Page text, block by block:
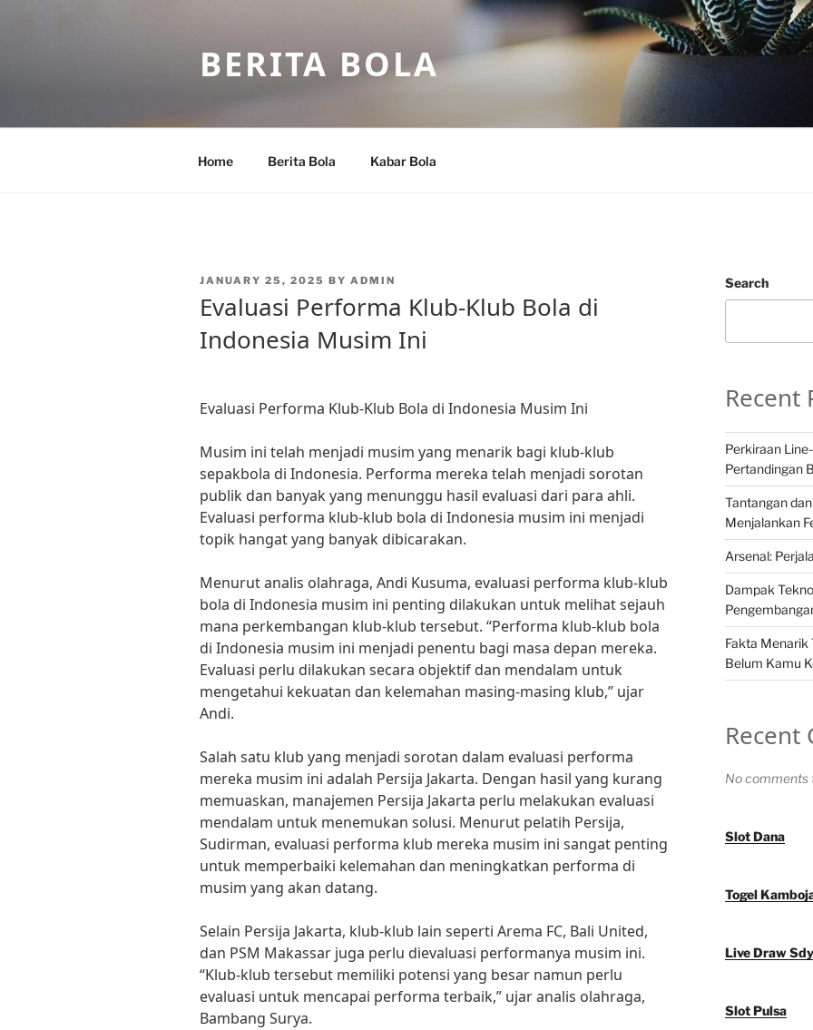
BERITA BOLA
Home Berita Bola Kabar Bola
POSTED
JANUARY 25, 2025 BY ADMIN
Evaluasi Performa Klub-Klub Bola di
Indonesia Musim Ini
Evaluasi Performa Klub-Klub Bola di Indonesia Musim Ini
Musim ini telah menjadi musim yang menarik bagi klub-klub
sepakbola di Indonesia. Performa mereka telah menjadi sorotan
publik dan banyak yang menunggu hasil evaluasi dari para ahli.
Evaluasi performa klub-klub bola di Indonesia musim ini menjadi
topik hangat yang banyak dibicarakan.
Menurut analis olahraga, Andi Kusuma, evaluasi performa klub-klub
bola di Indonesia musim ini penting dilakukan untuk melihat sejauh
mana perkembangan klub-klub tersebut. “Performa klub-klub bola
di Indonesia musim ini menjadi penentu bagi masa depan mereka.
Evaluasi perlu dilakukan secara objektif dan mendalam untuk
mengetahui kekuatan dan kelemahan masing-masing klub,” ujar
Andi.
Salah satu klub yang menjadi sorotan dalam evaluasi performa
mereka musim ini adalah Persija Jakarta. Dengan hasil yang kurang
memuaskan, manajemen Persija Jakarta perlu melakukan evaluasi
mendalam untuk menemukan solusi. Menurut pelatih Persija,
Sudirman, evaluasi performa klub mereka musim ini sangat penting
untuk memperbaiki kelemahan dan meningkatkan performa di
musim yang akan datang.
Selain Persija Jakarta, klub-klub lain seperti Arema FC, Bali United,
dan PSM Makassar juga perlu dievaluasi performanya musim ini.
“Klub-klub tersebut memiliki potensi yang besar namun perlu
evaluasi untuk mencapai performa terbaik,” ujar analis olahraga,
Bambang Surya.
Search
Recent
Perkiraan
Pertandingan
Tantangan
Menjalankan
Arsenal:
Dampak
Fakta Menarik
Belum Kamu
Recent
No comments
Slot Dana
Togel
Live Draw Sdy
Slot Pulsa